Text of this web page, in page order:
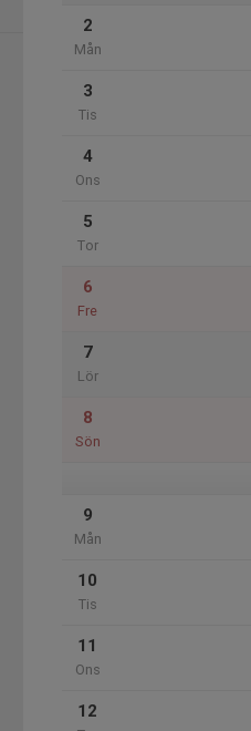
2
Mån
3
Tis
4
Ons
5
Tor
6
Fre
7
Lör
8
Sön
9
Mån
10
Tis
11
Ons
12